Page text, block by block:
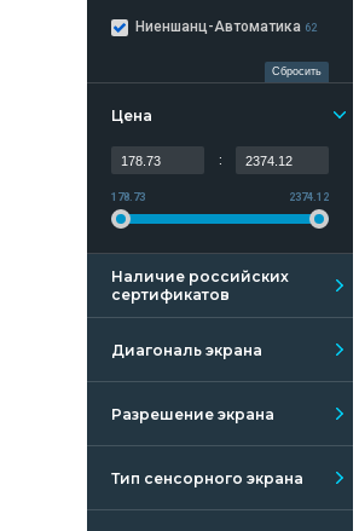
Ниеншанц-Автоматика 62
Сбросить
Цена
:
178.73 2374.12
Наличие российских
сертификатов
Диагональ экрана
Разрешение экрана
Тип сенсорного экрана